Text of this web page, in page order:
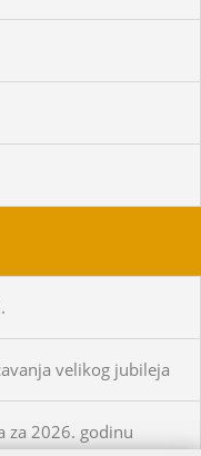
velikog jubileja
za 2026. godinu